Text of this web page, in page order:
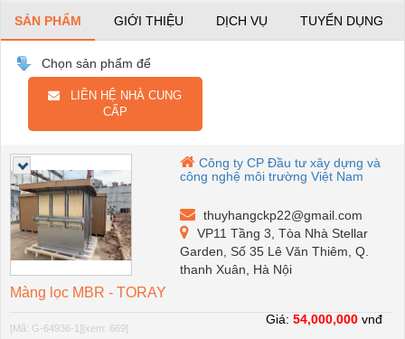
SẢN PHẨM GIỚI THIỆU DỊCH VỤ TUYỂN DỤNG
Chọn sản phẩm để
LIÊN HỆ NHÀ CUNG
CẤP
Công ty CP Đầu tư xây dựng và
công nghệ môi trường Việt Nam
thuyhangckp22@gmail.com
VP11 Tầng 3, Tòa Nhà Stellar
Garden, Số 35 Lê Văn Thiêm, Q.
thanh Xuân, Hà Nội
Màng lọc MBR - TORAY
[Mã: G-64936-1][xem: 669]
Giá: 54,000,000 vnđ